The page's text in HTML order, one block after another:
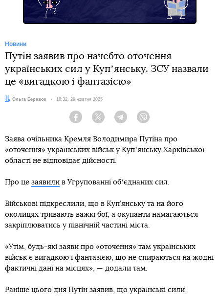
Новини
Путін заявив про начебто оточення
українських сил у Купʼянську. ЗСУ назвали
це «вигадкою і фантазією»
Автор:
Ольга Березюк Дата:
16:32, 29 жовтня 2025
Facebook Twitter Telegram
Заява очільника Кремля Володимира Путіна про
«оточення» українських військ у Купʼянську Харківської
області не відповідає дійсності.
Про це заявили в Угрупованні обʼєднаних сил.
Військові підкреслили, що в Куп’янську та на його
околицях тривають важкі бої, а окупанти намагаються
закріплюватись у північній частині міста.
«Утім, будь-які заяви про «оточення» там українських
військ є вигадкою і фантазією, що не спираються на жодні
фактичні дані на місцях», — додали там.
Раніше цього дня Путін заявив, що українські сили